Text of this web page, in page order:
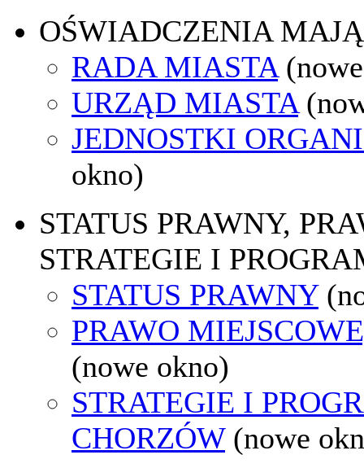
OŚWIADCZENIA
RADA MIASTA
URZĄD MIASTA
JEDNOSTKI
okno)
STATUS PRAWNY,
STRATEGIE I
STATUS PRAWNY
PRAWO
(nowe okno)
STRATEGIE I
CHORZÓW (nowe